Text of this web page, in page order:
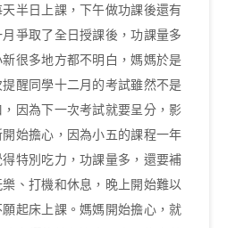
半日上課，下午做功課後還有
爭取了全日授課後，功課量多
很多地方都不明白，媽媽於是
醒同學十二月的考試雖然不是
因為下一次考試就要呈分，影
始擔心，因為小五的課程一年
特別吃力，功課量多，還要補
、打機和休息，晚上開始難以
起床上課。媽媽開始擔心，就